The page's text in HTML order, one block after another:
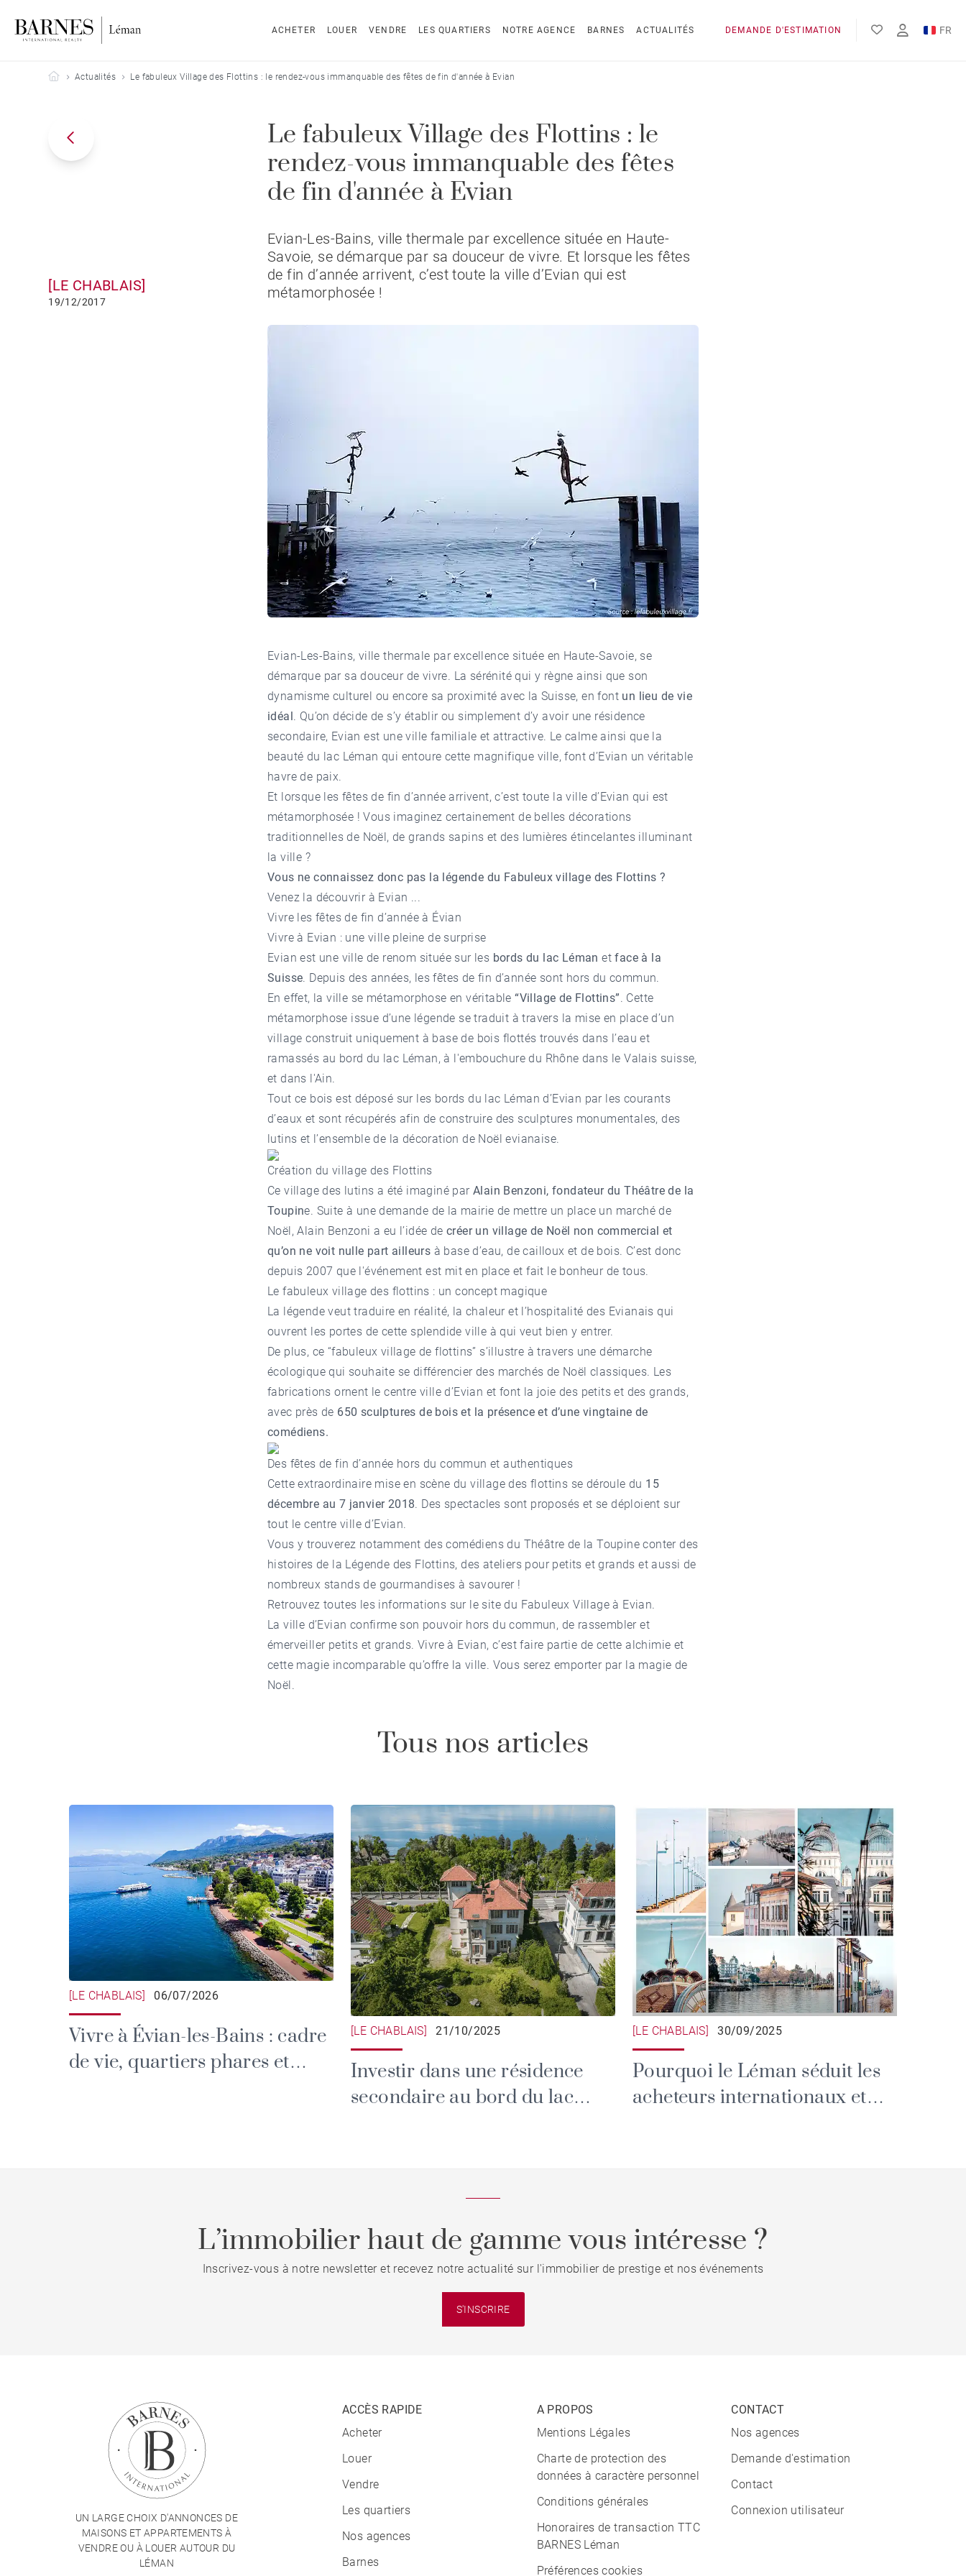
ACHETER LOUER VENDRE LES QUARTIERS NOTRE AGENCE BARNES ACTUALITÉS DEMANDE D'ESTIMATION
FR
Barnes Leman
Actualités ​Le fabuleux Village des Flottins : le rendez-vous immanquable des fêtes de fin d'année à Evian
[LE CHABLAIS]
19/12/2017
​Le fabuleux Village des Flottins : le
rendez-vous immanquable des fêtes
de fin d'année à Evian
Evian-Les-Bains, ville thermale par excellence située en Haute-
Savoie, se démarque par sa douceur de vivre. Et lorsque les fêtes
de fin d’année arrivent, c’est toute la ville d’Evian qui est
métamorphosée !
Evian-Les-Bains, ville thermale par excellence située en Haute-Savoie, se
démarque par sa douceur de vivre. La sérénité qui y règne ainsi que son
dynamisme culturel ou encore sa proximité avec la Suisse, en font un lieu de vie
idéal. Qu’on décide de s’y établir ou simplement d’y avoir une résidence
secondaire, Evian est une ville familiale et attractive. Le calme ainsi que la
beauté du lac Léman qui entoure cette magnifique ville, font d’Evian un véritable
havre de paix.
Et lorsque les fêtes de fin d’année arrivent, c’est toute la ville d’Evian qui est
métamorphosée ! Vous imaginez certainement de belles décorations
traditionnelles de Noël, de grands sapins et des lumières étincelantes illuminant
la ville ?
Vous ne connaissez donc pas la légende du Fabuleux village des Flottins ?
Venez la découvrir à Evian ...
Vivre les fêtes de fin d’année à Évian
Vivre à Evian : une ville pleine de surprise
Evian est une ville de renom située sur les bords du lac Léman etface à la
Suisse. Depuis des années, les fêtes de fin d’année sont hors du commun.
En effet, la ville se métamorphose en véritable“Village de Flottins”. Cette
métamorphose issue d’une légende se traduit à travers la mise en place d’un
village construit uniquement à base de bois flottés trouvés dans l’eau et
ramassés au bord du lac Léman, à l'embouchure du Rhône dans le Valais suisse,
et dans l'Ain.
Tout ce bois est déposé sur les bords du lac Léman d’Evian par les courants
d’eaux et sont récupérés afin de construire des sculptures monumentales, des
lutins et l’ensemble de la décoration de Noël evianaise.
Création du village des Flottins
Ce village des lutins a été imaginé par Alain Benzoni, fondateur du Théâtre de la
Toupine. Suite à une demande de la mairie de mettre un place un marché de
Noël, Alain Benzoni a eu l’idée de créer un village de Noël non commercial et
qu’on ne voit nulle part ailleurs à base d’eau, de cailloux et de bois. C’est donc
depuis 2007 que l'événement est mit en place et fait le bonheur de tous.
Le fabuleux village des flottins : un concept magique
La légende veut traduire en réalité, la chaleur et l’hospitalité des Evianais qui
ouvrent les portes de cette splendide ville à qui veut bien y entrer.
De plus, ce “fabuleux village de flottins” s’illustre à travers une démarche
écologique qui souhaite se différencier des marchés de Noël classiques. Les
fabrications ornent le centre ville d’Evian et font la joie des petits et des grands,
avec près de 650 sculptures de bois et la présence et d’une vingtaine de
comédiens.
Des fêtes de fin d’année hors du commun et authentiques
Cette extraordinaire mise en scène du village des flottins se déroule du 15
décembre au 7 janvier 2018. Des spectacles sont proposés et se déploient sur
tout le centre ville d’Evian.
Vous y trouverez notamment des comédiens du Théâtre de la Toupine conter des
histoires de la Légende des Flottins, des ateliers pour petits et grands et aussi de
nombreux stands de gourmandises à savourer !
Retrouvez toutes les informations sur le site du Fabuleux Village à Evian.
La ville d’Evian confirme son pouvoir hors du commun, de rassembler et
émerveiller petits et grands. Vivre à Evian, c’est faire partie de cette alchimie et
cette magie incomparable qu’offre la ville. Vous serez emporter par la magie de
Noël.
Tous nos articles
[LE CHABLAIS] 06/07/2026
Vivre à Évian-les-Bains : cadre
de vie, quartiers phares et
[LE CHABLAIS] 21/10/2025
Investir dans une résidence
secondaire au bord du lac
[LE CHABLAIS] 30/09/2025
Pourquoi le Léman séduit les
acheteurs internationaux et
L’immobilier haut de gamme vous intéresse ?
Inscrivez-vous à notre newsletter et recevez notre actualité sur l'immobilier de prestige et nos événements
S'INSCRIRE
UN LARGE CHOIX D'ANNONCES DE
MAISONS ET APPARTEMENTS À
VENDRE OU À LOUER AUTOUR DU
LÉMAN
ACCÈS RAPIDE
Acheter
Louer
Vendre
Les quartiers
Nos agences
Barnes
A PROPOS
Mentions Légales
Charte de protection des
données à caractère personnel
Conditions générales
Honoraires de transaction TTC
BARNES Léman
Préférences cookies
CONTACT
Nos agences
Demande d'estimation
Contact
Connexion utilisateur